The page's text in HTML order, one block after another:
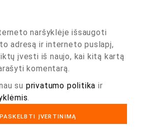
naršyklėje išsaugoti
adresą ir interneto puslapį,
įvesti iš naujo, kai kitą kartą
komentarą.
su privatumo politika ir
.